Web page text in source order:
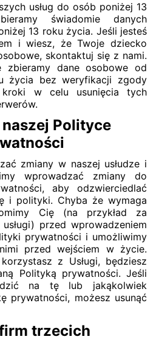
usług do osób poniżej 13
świadomie danych
13 roku życia. Jeśli jesteś
i wiesz, że Twoje dziecko
skontaktuj się z nami.
zbieramy dane osobowe od
życia bez weryfikacji zgody
kroki w celu usunięcia tych
Polityce
zmiany w naszej usłudze i
wprowadzać zmiany do
aby odzwierciedlać
i polityki. Chyba że wymaga
Cię (na przykład za
przed wprowadzeniem
prywatności i umożliwimy
przed wejściem w życie.
z Usługi, będziesz
Polityką prywatności. Jeśli
na tę lub jakąkolwiek
prywatności, możesz usunąć
trzecich